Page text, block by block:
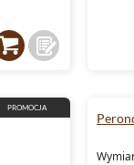
PROMOCJA